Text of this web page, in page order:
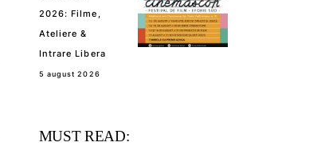
2026: Filme,
Ateliere &
Intrare Libera
5 august 2026
MUST READ: